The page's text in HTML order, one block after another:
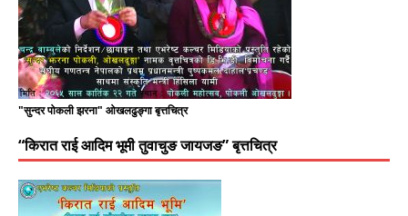
"सुन्दर पोकली झरना" ओखलढुङ्गा बृत्तचित्र
“किरात राई आदिम भूमी तुवाचुङ जायजङ” बृत्तचित्र